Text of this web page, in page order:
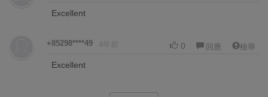
Excellent
+85298****49 4年前 0 回應 檢舉
Excellent